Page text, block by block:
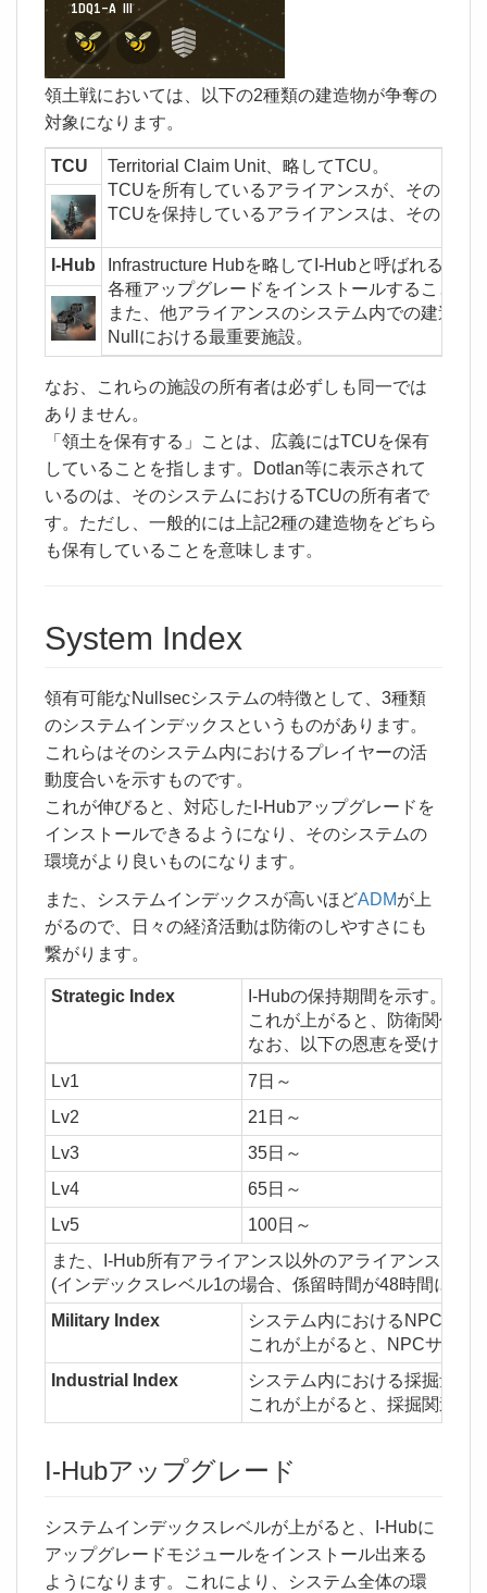
領土戦においては、以下の2種類の建造物が争奪の
対象になります。
TCU
Territorial Claim Unit、略してTCU。
TCUを所有しているアライアンスが、そのソー
TCUを保持しているアライアンスは、そのシス
I-Hub
Infrastructure Hubを略してI-Hubと呼ばれる。
各種アップグレードをインストールすることで
また、他アライアンスのシステム内での建造物
Nullにおける最重要施設。
なお、これらの施設の所有者は必ずしも同一では
ありません。
「領土を保有する」ことは、広義にはTCUを保有
していることを指します。Dotlan等に表示されて
いるのは、そのシステムにおけるTCUの所有者で
す。ただし、一般的には上記2種の建造物をどちら
も保有していることを意味します。
System Index
領有可能なNullsecシステムの特徴として、3種類
のシステムインデックスというものがあります。
これらはそのシステム内におけるプレイヤーの活
動度合いを示すものです。
これが伸びると、対応したI-Hubアップグレードを
インストールできるようになり、そのシステムの
環境がより良いものになります。
また、システムインデックスが高いほどADMが上
がるので、日々の経済活動は防衛のしやすさにも
繋がります。
Strategic Index
I-Hubの保持期間を示す。基
これが上がると、防衛関係の
なお、以下の恩恵を受けられ
Lv1
7日～
Lv2
21日～
Lv3
35日～
Lv4
65日～
Lv5
100日～
また、I-Hub所有アライアンス以外のアライアンスがシ
(インデックスレベル1の場合、係留時間が48時間にな
Military Index
システム内におけるNPCキル
これが上がると、NPCサイト
Industrial Index
システム内における採掘量を
これが上がると、採掘関連の
I-Hubアップグレード
システムインデックスレベルが上がると、I-Hubに
アップグレードモジュールをインストール出来る
ようになります。これにより、システム全体の環